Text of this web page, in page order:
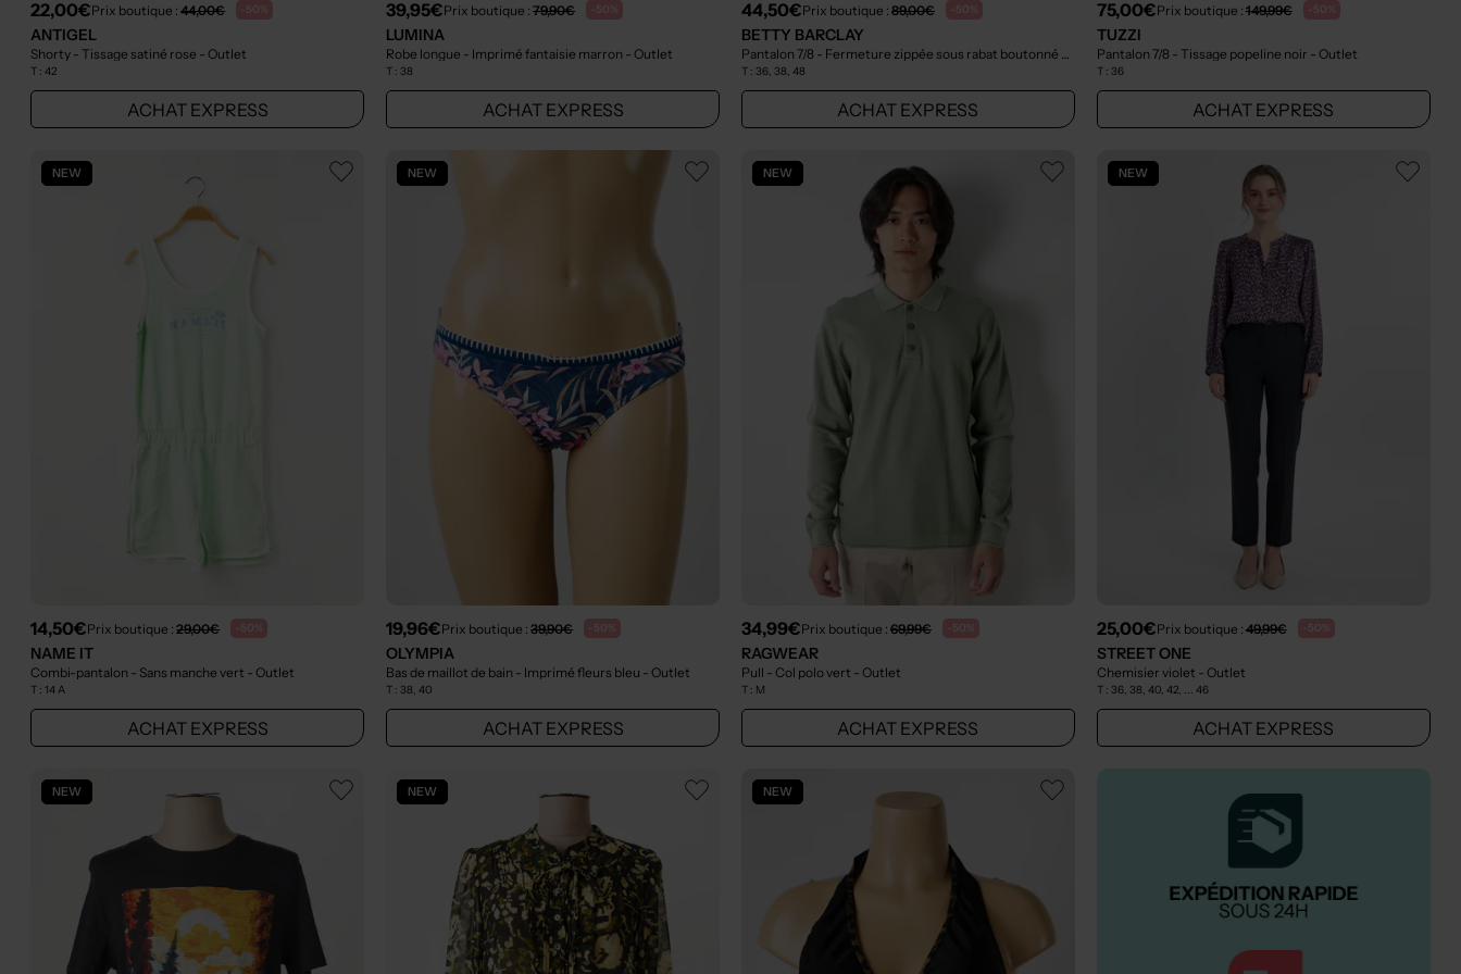
22,00€Prix boutique :44,00€ -50%
ANTIGEL
Shorty - Tissage satiné rose - Outlet
T :42
ACHAT EXPRESS
39,95€Prix boutique :79,90€ -50%
LUMINA
Robe longue - Imprimé fantaisie marron - Outlet
T :38
ACHAT EXPRESS
44,50€Prix boutique : 89,00€ -50%
BETTY BARCLAY
Pantalon 7/8 - Fermeture zippée sous rabat boutonné bleu - Outlet
T : 36, 38, 48
ACHAT EXPRESS
75,00€Prix boutique : 149,99€ -50%
TUZZI
Pantalon 7/8 - Tissage popeline noir - Outlet
T : 36
ACHAT EXPRESS
NEW
14,50€Prix boutique :29,00€ -50%
NAME IT
Combi-pantalon - Sans manche vert - Outlet
T :14 A
ACHAT EXPRESS
NEW
19,96€Prix boutique :39,90€ -50%
OLYMPIA
Bas de maillot de bain - Imprimé fleurs bleu - Outlet
T :38, 40
ACHAT EXPRESS
NEW
34,99€Prix boutique : 69,99€ -50%
RAGWEAR
Pull - Col polo vert - Outlet
T : M
ACHAT EXPRESS
NEW
25,00€Prix boutique : 49,99€ -50%
STREET ONE
Chemisier violet - Outlet
T : 36, 38, 40, 42, ... 46
ACHAT EXPRESS
NEW NEW NEW